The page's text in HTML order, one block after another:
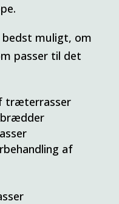
bedst muligt, om
passer til det
træterrasser
af